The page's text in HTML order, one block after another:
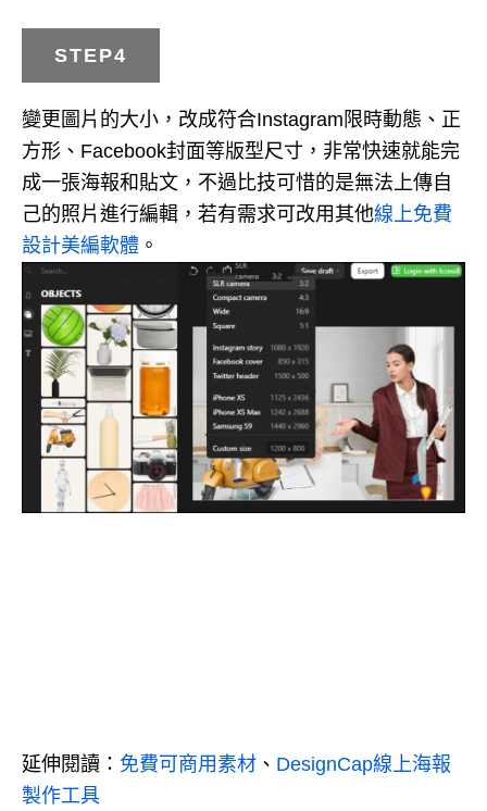
STEP4
變更圖片的大小，改成符合Instagram限時動態、正
方形、Facebook封面等版型尺寸，非常快速就能完
成一張海報和貼文，不過比技可惜的是無法上傳自
己的照片進行編輯，若有需求可改用其他線上免費
設計美編軟體 。
延伸閱讀： 免費可商用素材 、 DesignCap線上海報
製作工具